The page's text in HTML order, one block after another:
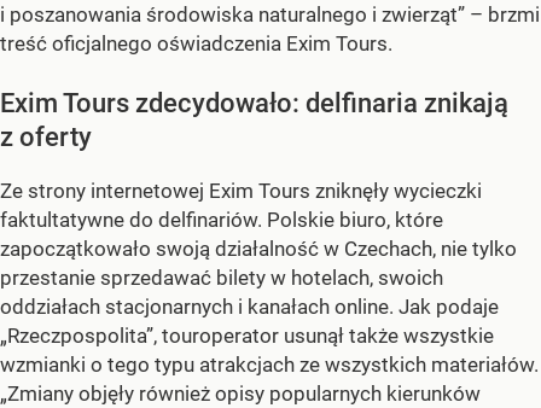
i poszanowania środowiska naturalnego i zwierząt” – brzmi
treść oficjalnego oświadczenia Exim Tours.
Exim Tours zdecydowało: delfinaria znikają
z oferty
Ze strony internetowej Exim Tours zniknęły wycieczki
faktultatywne do delfinariów. Polskie biuro, które
zapoczątkowało swoją działalność w Czechach, nie tylko
przestanie sprzedawać bilety w hotelach, swoich
oddziałach stacjonarnych i kanałach online. Jak podaje
„Rzeczpospolita”, touroperator usunął także wszystkie
wzmianki o tego typu atrakcjach ze wszystkich materiałów.
„Zmiany objęły również opisy popularnych kierunków